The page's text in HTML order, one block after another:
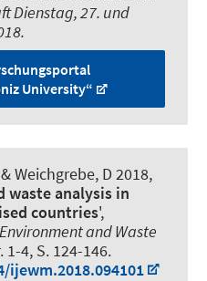
Dienstag, 27. und
University“
Weichgrebe, D 2018,
analysis in
countries',
and Waste
1-4, S. 124-146.